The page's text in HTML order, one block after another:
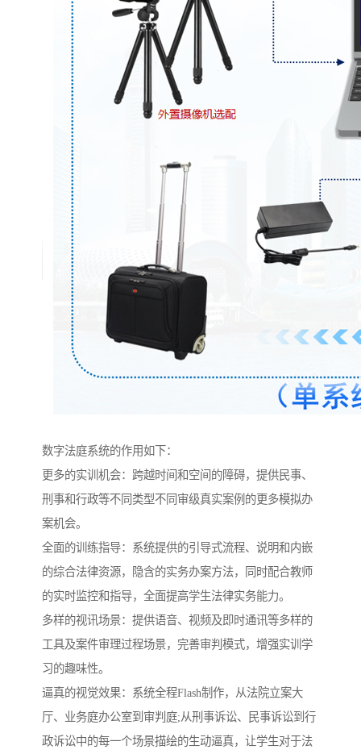
数字法庭系统的作用如下：
更多的实训机会：跨越时间和空间的障碍，提供民事、
刑事和行政等不同类型不同审级真实案例的更多模拟办
案机会。
全面的训练指导：系统提供的引导式流程、说明和内嵌
的综合法律资源，隐含的实务办案方法，同时配合教师
的实时监控和指导，全面提高学生法律实务能力。
多样的视讯场景：提供语音、视频及即时通讯等多样的
工具及案件审理过程场景，完善审判模式，增强实训学
习的趣味性。
逼真的视觉效果：系统全程Flash制作，从法院立案大
厅、业务庭办公室到审判庭;从刑事诉讼、民事诉讼到行
政诉讼中的每一个场景描绘的生动逼真，让学生对于法